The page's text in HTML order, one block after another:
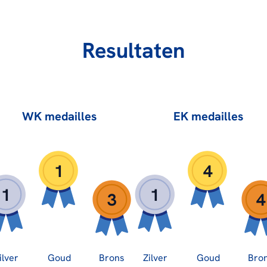
Resultaten
WK medailles
1
1
3
Goud Brons
EK medailles
1
4
4
Zilver Goud